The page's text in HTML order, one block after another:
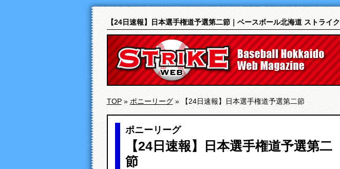
【24日速報】日本選手権道予選第二節｜ベースボール北海道 ストライク
TOP » ポニーリーグ» 【24日速報】日本選手権道予選第二節
ポニーリーグ
【24日速報】日本選手権道予選第二
節